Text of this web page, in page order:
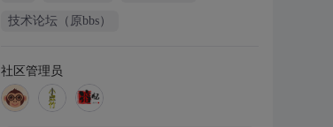
技术论坛（原bbs）
社区管理员